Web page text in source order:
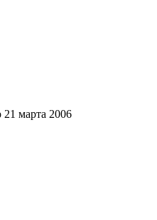
21 марта 2006